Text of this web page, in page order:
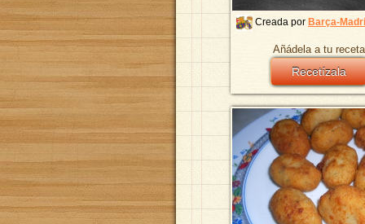
Creada por Barça-
Añádela a tu
Recetízala